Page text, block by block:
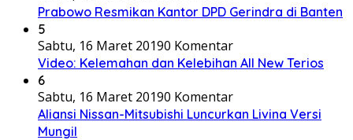
Prabowo Resmikan Kantor DPD Gerindra di Banten
5
Sabtu, 16 Maret 20190 Komentar
Video: Kelemahan dan Kelebihan All New Terios
6
Sabtu, 16 Maret 20190 Komentar
Aliansi Nissan-Mitsubishi Luncurkan Livina Versi
Mungil